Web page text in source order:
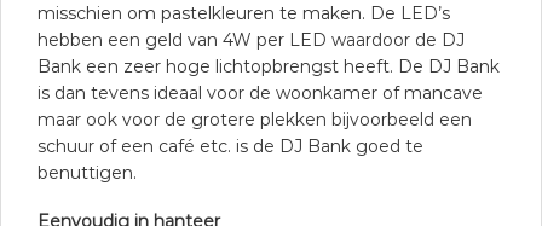
misschien om pastelkleuren te maken. De LED’s
hebben een geld van 4W per LED waardoor de DJ
Bank een zeer hoge lichtopbrengst heeft. De DJ Bank
is dan tevens ideaal voor de woonkamer of mancave
maar ook voor de grotere plekken bijvoorbeeld een
schuur of een café etc. is de DJ Bank goed te
benuttigen.
Eenvoudig in hanteer